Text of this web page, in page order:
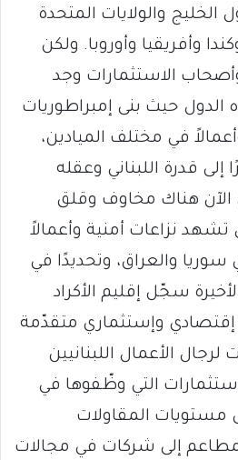
الخليج والولايات المتحدة
وأفريقيا وأوروبا. ولكن
الاستثمارات وجد
حيث بنى إمبراطوريات
في مختلف الميادين،
إلى قدرة اللبناني وعقله
الآن هناك مخاوف وقلق
نزاعات أمنية وأعمالاً
والعراق، وتحديدًا في
سجّل إقليم الأكراد
وإستثماري متقدّمة
الأعمال اللبنانيين
التي وظّفوها في
مستويات المقاولات
إلى شركات في مجالات